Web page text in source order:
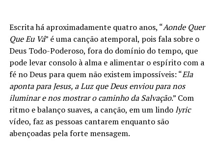
Escrita há aproximadamente quatro anos, “Aonde Quer
Que Eu Vá” é uma canção atemporal, pois fala sobre o
Deus Todo-Poderoso, fora do domínio do tempo, que
pode levar consolo à alma e alimentar o espírito com a
fé no Deus para quem não existem impossíveis: “Ela
aponta para Jesus, a Luz que Deus enviou para nos
iluminar e nos mostrar o caminho da Salvação.” Com
ritmo e balanço suaves, a canção, em um lindolyric
vídeo, faz as pessoas cantarem enquanto são
abençoadas pela forte mensagem.